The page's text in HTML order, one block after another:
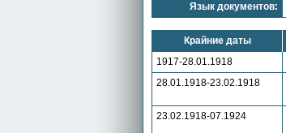
Язык документов:
Крайние даты
1917-28.01.1918
28.01.1918-23.02.1918
23.02.1918-07.1924